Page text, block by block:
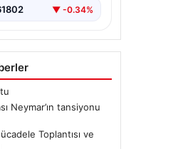
▼ -0.34%
Neymar’ın tansiyonu
Toplantısı ve